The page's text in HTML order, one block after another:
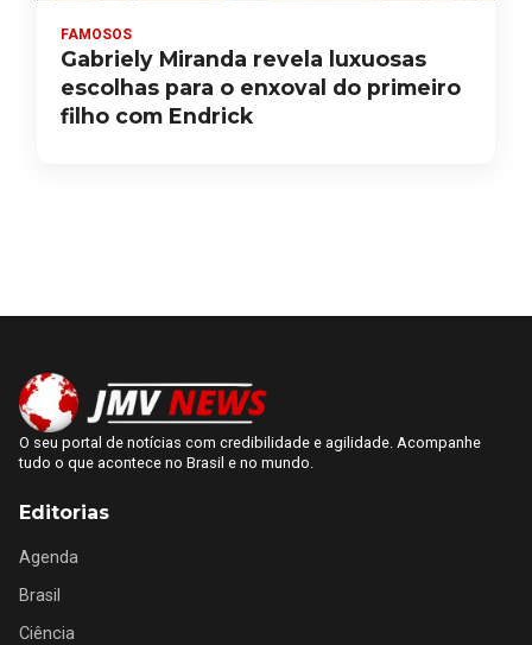
FAMOSOS
Gabriely Miranda revela luxuosas
escolhas para o enxoval do primeiro
filho com Endrick
O seu portal de notícias com credibilidade e agilidade. Acompanhe
tudo o que acontece no Brasil e no mundo.
Editorias
Agenda
Brasil
Ciência